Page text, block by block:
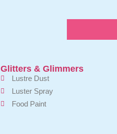
Glitters & Glimmers
Lustre Dust
Luster Spray
Food Paint